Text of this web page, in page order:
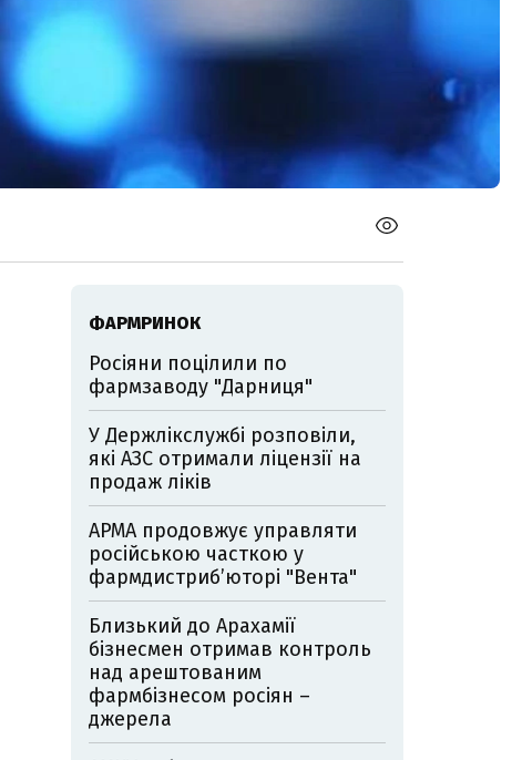
ФАРМРИНОК
Росіяни поцілили по
фармзаводу "Дарниця"
У Держлікслужбі розповіли,
які АЗС отримали ліцензії на
продаж ліків
АРМА продовжує управляти
російською часткою у
фармдистрибʼюторі "Вента"
Близький до Арахамії
бізнесмен отримав контроль
над арештованим
фармбізнесом росіян –
джерела